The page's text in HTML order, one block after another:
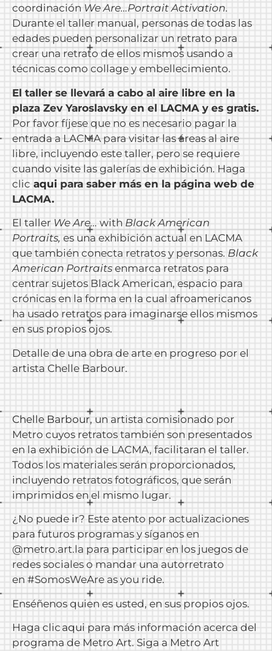
coordinación We Are…Portrait Activation.
Durante el taller manual, personas de todas las
edades pueden personalizar un retrato para
crear una retrato de ellos mismos usando a
técnicas como collage y embellecimiento.
El taller se llevará a cabo al aire libre en la
plaza Zev Yaroslavsky en el LACMA y es gratis.
Por favor fíjese que no es necesario pagar la
entrada a LACMA para visitar las áreas al aire
libre, incluyendo este taller, pero se requiere
cuando visite las galerías de exhibición. Haga
clic aqui para saber más en la página web de
LACMA.
El taller We Are… with Black American
Portraits, es una exhibición actual en LACMA
que también conecta retratos y personas. Black
American Portraits enmarca retratos para
centrar sujetos Black American, espacio para
crónicas en la forma en la cual afroamericanos
ha usado retratos para imaginarse ellos mismos
en sus propios ojos.
Detalle de una obra de arte en progreso por el
artista Chelle Barbour.
Chelle Barbour, un artista comisionado por
Metro cuyos retratos también son presentados
en la exhibición de LACMA, facilitaran el taller.
Todos los materiales serán proporcionados,
incluyendo retratos fotográficos, que serán
imprimidos en el mismo lugar.
¿No puede ir? Este atento por actualizaciones
para futuros programas y síganos en
@metro.art.la para participar en los juegos de
redes sociales o mandar una autorretrato
en #SomosWeAre as you ride.
Enséñenos quien es usted, en sus propios ojos.
Haga clic aqui para más información acerca del
programa de Metro Art. Siga a Metro Art